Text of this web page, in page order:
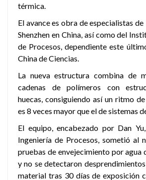
térmica.
El avance es obra de especialistas
Shenzhen en China, así como del
de Procesos, dependiente este
China de Ciencias.
La nueva estructura combina de
cadenas de polímeros con
huecas, consiguiendo así un ritmo
es 8 veces mayor que el de sistemas
El equipo, encabezado por Dan
Ingeniería de Procesos, sometió al
pruebas de envejecimiento por agua
y no se detectaron
material tras 30 días de exposición